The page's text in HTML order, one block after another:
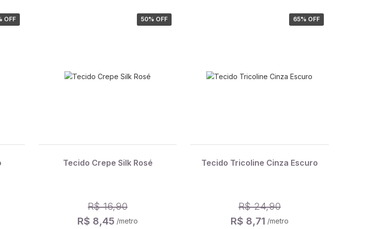
OFF 50% OFF
Tecido Crepe Silk Rosé
R$ 16,90
R$ 8,45 /metro
65% OFF
Tecido Tricoline Cinza Escuro
R$ 24,90
R$ 8,71 /metro